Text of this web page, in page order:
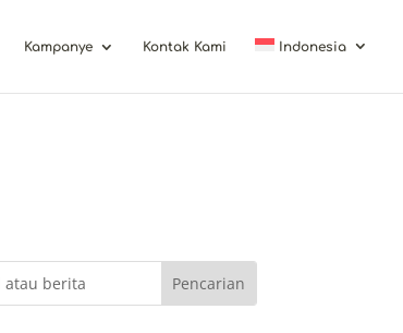
Kampanye Kontak Kami Indonesia